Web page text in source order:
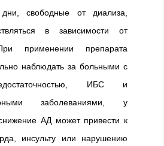
свободные от диализа,
в зависимости от
применении препарата
наблюдать за больными с
ИБС и
заболеваниями, у
АД может привести к
инсульту или нарушению